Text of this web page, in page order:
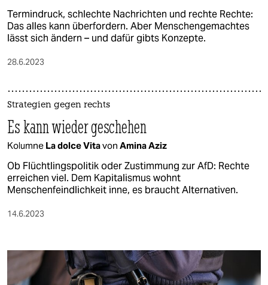
Termindruck, schlechte Nachrichten und rechte Rechte:
Das alles kann überfordern. Aber Menschengemachtes
lässt sich ändern – und dafür gibts Konzepte.
28.6.2023
Strategien gegen rechts
Es kann wieder geschehen
Kolumne La dolce Vitavon Amina Aziz
Ob Flüchtlingspolitik oder Zustimmung zur AfD: Rechte
erreichen viel. Dem Kapitalismus wohnt
Menschenfeindlichkeit inne, es braucht Alternativen.
14.6.2023